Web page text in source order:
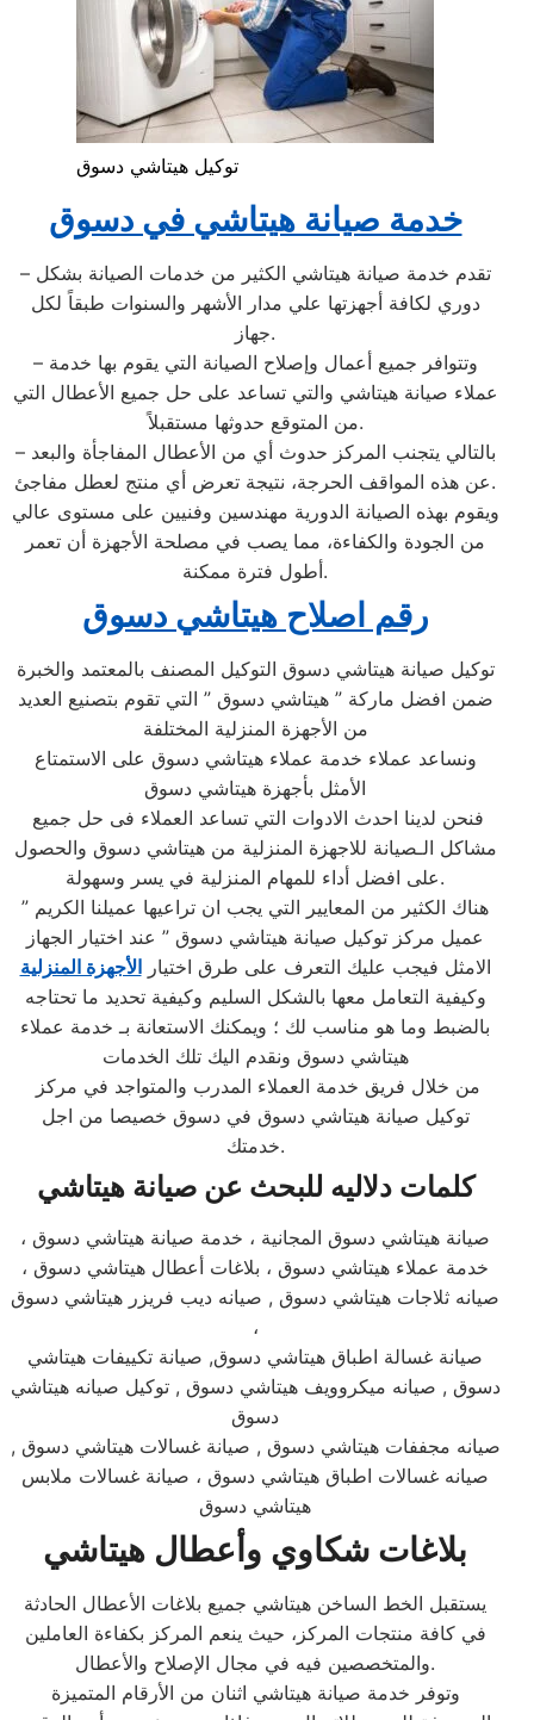
توكيل هيتاشي دسوق
خدمة صيانة هيتاشي في دسوق
– تقدم خدمة صيانة هيتاشي الكثير من خدمات الصيانة بشكل
دوري لكافة أجهزتها علي مدار الأشهر والسنوات طبقاً لكل
جهاز.
– وتتوافر جميع أعمال وإصلاح الصيانة التي يقوم بها خدمة
عملاء صيانة هيتاشي والتي تساعد على حل جميع الأعطال التي
من المتوقع حدوثها مستقبلاً.
– بالتالي يتجنب المركز حدوث أي من الأعطال المفاجأة والبعد
عن هذه المواقف الحرجة، نتيجة تعرض أي منتج لعطل مفاجئ.
ويقوم بهذه الصيانة الدورية مهندسين وفنيين على مستوى عالي
من الجودة والكفاءة، مما يصب في مصلحة الأجهزة أن تعمر
أطول فترة ممكنة.
رقم اصلاح هيتاشي دسوق
توكيل صيانة هيتاشي دسوق التوكيل المصنف بالمعتمد والخبرة
ضمن افضل ماركة ” هيتاشي دسوق ” التي تقوم بتصنيع العديد
من الأجهزة المنزلية المختلفة
ونساعد عملاء خدمة عملاء هيتاشي دسوق على الاستمتاع
الأمثل بأجهزة هيتاشي دسوق
مشاكل الـصيانة للاجهزة المنزلية من هيتاشي دسوق والحصول
على افضل أداء للمهام المنزلية في يسر وسهولة.​
هناك الكثير من المعايير التي يجب ان تراعيها عميلنا الكريم ”
عميل مركز توكيل صيانة هيتاشي دسوق ” عند اختيار الجهاز
الامثل فيجب عليك التعرف على طرق اختيارالأجهزة المنزلية
وكيفية التعامل معها بالشكل السليم وكيفية تحديد ما تحتاجه
بالضبط وما هو مناسب لك ؛ ويمكنك الاستعانة بـ خدمة عملاء
هيتاشي دسوق ونقدم اليك تلك الخدمات
توكيل صيانة هيتاشي دسوق في دسوق خصيصا من اجل
خدمتك.​
كلمات دلاليه للبحث عن صيانة هيتاشي
صيانة هيتاشي دسوق المجانية ، خدمة صيانة هيتاشي دسوق ،
خدمة عملاء هيتاشي دسوق ، بلاغات أعطال هيتاشي دسوق ،
صيانه ثلاجات هيتاشي دسوق , صيانه ديب فريزر هيتاشي دسوق
،
صيانة غسالة اطباق هيتاشي دسوق, صيانة تكييفات هيتاشي
دسوق , صيانه ميكروويف هيتاشي دسوق , توكيل صيانه هيتاشي
دسوق
صيانه مجففات هيتاشي دسوق , صيانة غسالات هيتاشي دسوق ,
صيانه غسالات اطباق هيتاشي دسوق ، صيانة غسالات ملابس
هيتاشي دسوق
بلاغات شكاوي وأعطال هيتاشي
يستقبل الخط الساخن هيتاشي جميع بلاغات الأعطال الحادثة
في كافة منتجات المركز، حيث ينعم المركز بكفاءة العاملين
والمتخصصين فيه في مجال الإصلاح والأعطال.
وتوفر خدمة صيانة هيتاشي اثنان من الأرقام المتميزة